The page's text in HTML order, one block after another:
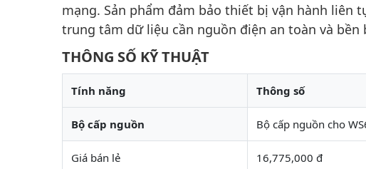
mạng. Sản phẩm đảm bảo thiết bị vận hành liên
trung tâm dữ liệu cần nguồn điện an toàn và bền
THÔNG SỐ KỸ THUẬT
Tính năng Thông số
Bộ cấp nguồn Bộ cấp nguồn cho
Giá bán lẻ 16,775,000 đ